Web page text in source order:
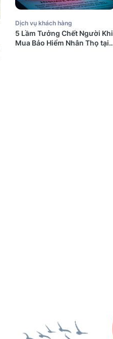
Dịch vụ khách hàng
5 Lầm Tưởng Chết Người Khi
Mua Bảo Hiểm Nhân Thọ tại